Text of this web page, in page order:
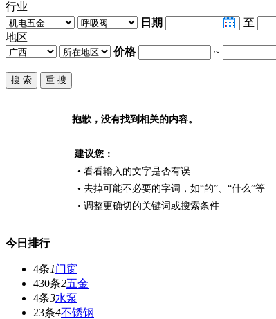
行业
日期
至
地区
价格
~
抱歉，没有找到相关的内容。
建议您：
• 看看输入的文字是否有误
• 去掉可能不必要的字词，如“的”、“什么”等
• 调整更确切的关键词或搜索条件
今日排行
4条1门窗
430条2五金
4条3水泵
23条4不锈钢